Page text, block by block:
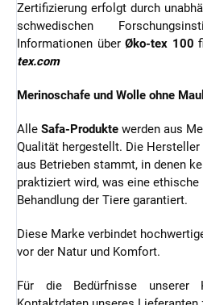
Zertifizierung erfolgt durch
schwedischen
Informationen überØko-tex 100
tex.com
Merinoschafe und Wolle ohne
Alle Safa-Produkte werden aus
Qualität hergestellt. Die
aus Betrieben stammt, in denen
praktiziert wird, was eine ethische
Behandlung der Tiere garantiert.
Diese Marke verbindet
vor der Natur und Komfort.
Für die Bedürfnisse